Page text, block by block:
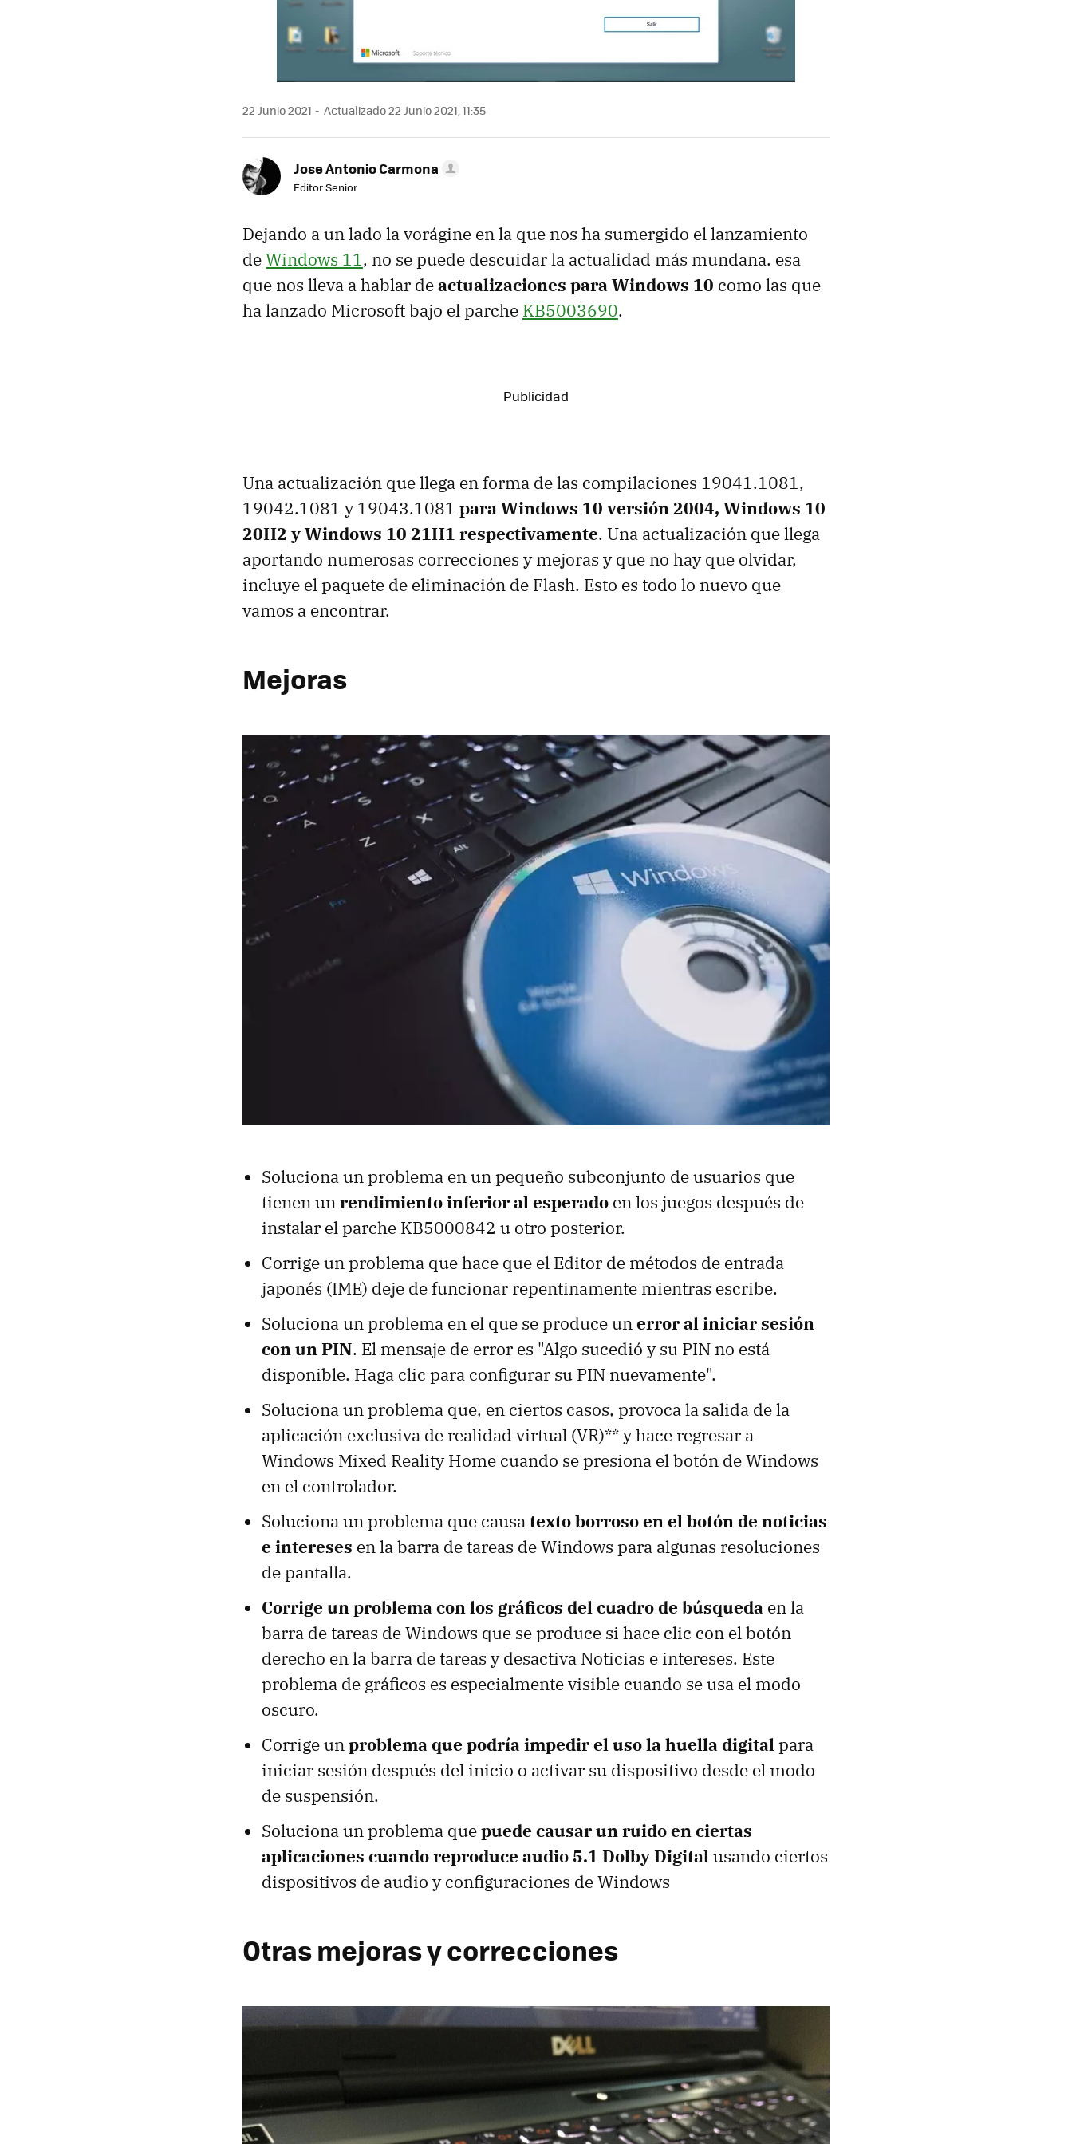
22 Junio 2021 Actualizado 22 Junio 2021, 11:35
Jose Antonio Carmona
Editor Senior
Dejando a un lado la vorágine en la que nos ha sumergido el lanzamiento
deWindows 11, no se puede descuidar la actualidad más mundana. esa
que nos lleva a hablar deactualizaciones para Windows 10 como las que
ha lanzado Microsoft bajo el parche KB5003690.
Una actualización que llega en forma de las compilaciones 19041.1081,
19042.1081 y 19043.1081 para Windows 10 versión 2004, Windows 10
20H2 y Windows 10 21H1 respectivamente. Una actualización que llega
aportando numerosas correcciones y mejoras y que no hay que olvidar,
incluye el paquete de eliminación de Flash. Esto es todo lo nuevo que
vamos a encontrar.
Mejoras
Soluciona un problema en un pequeño subconjunto de usuarios que
tienen unrendimiento inferior al esperado en los juegos después de
instalar el parche KB5000842 u otro posterior.
Corrige un problema que hace que el Editor de métodos de entrada
japonés (IME) deje de funcionar repentinamente mientras escribe.
Soluciona un problema en el que se produce unerror al iniciar sesión
con un PIN. El mensaje de error es "Algo sucedió y su PIN no está
disponible. Haga clic para configurar su PIN nuevamente".
Soluciona un problema que, en ciertos casos, provoca la salida de la
aplicación exclusiva de realidad virtual (VR)** y hace regresar a
Windows Mixed Reality Home cuando se presiona el botón de Windows
en el controlador.
Soluciona un problema que causatexto borroso en el botón de noticias
e intereses en la barra de tareas de Windows para algunas resoluciones
de pantalla.
Corrige un problema con los gráficos del cuadro de búsqueda en la
barra de tareas de Windows que se produce si hace clic con el botón
derecho en la barra de tareas y desactiva Noticias e intereses. Este
problema de gráficos es especialmente visible cuando se usa el modo
oscuro.
Corrige unproblema que podría impedir el uso la huella digitalpara
iniciar sesión después del inicio o activar su dispositivo desde el modo
de suspensión.
Soluciona un problema quepuede causar un ruido en ciertas
aplicaciones cuando reproduce audio 5.1 Dolby Digitalusando ciertos
dispositivos de audio y configuraciones de Windows
Otras mejoras y correcciones